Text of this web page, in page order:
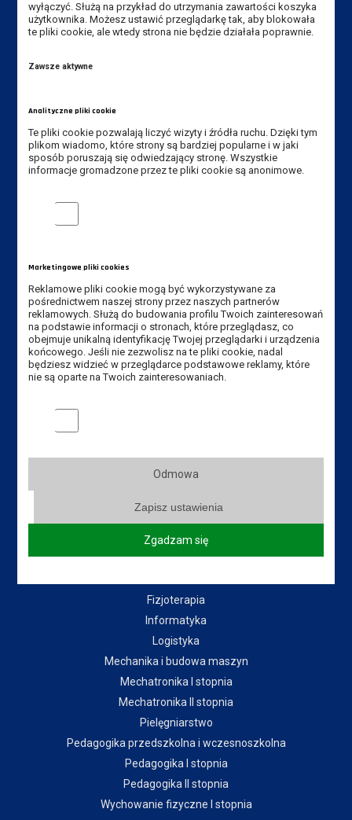
Tel. Instytut: +48 65 528 78 74,
E-mail rekrutacja:
rekrutacja@ansleszno.pl
Przydatne linki:
Dostępność
Dział IT
Do pobrania
Instytuty:
Kierunki:
Bezpieczeństwo narodowe
Budownictwo
Fizjoterapia
Informatyka
Logistyka
Mechanika i budowa maszyn
Mechatronika I stopnia
Mechatronika II stopnia
Pielęgniarstwo
Pedagogika przedszkolna i wczesnoszkolna
Pedagogika I stopnia
Pedagogika II stopnia
Wychowanie fizyczne I stopnia
wyłączyć. Służą na przykład do utrzymania zawartości koszyka
użytkownika. Możesz ustawić przeglądarkę tak, aby blokowała
te pliki cookie, ale wtedy strona nie będzie działała poprawnie.
Zawsze aktywne
Analityczne pliki cookie
Te pliki cookie pozwalają liczyć wizyty i źródła ruchu. Dzięki tym
plikom wiadomo, które strony są bardziej popularne i w jaki
sposób poruszają się odwiedzający stronę. Wszystkie
informacje gromadzone przez te pliki cookie są anonimowe.
Analityczne pliki cookie
Marketingowe pliki cookies
Reklamowe pliki cookie mogą być wykorzystywane za
pośrednictwem naszej strony przez naszych partnerów
reklamowych. Służą do budowania profilu Twoich zainteresowań
na podstawie informacji o stronach, które przeglądasz, co
obejmuje unikalną identyfikację Twojej przeglądarki i urządzenia
końcowego. Jeśli nie zezwolisz na te pliki cookie, nadal
będziesz widzieć w przeglądarce podstawowe reklamy, które
nie są oparte na Twoich zainteresowaniach.
Marketingowe pliki cookies
Odmowa
Zapisz ustawienia
Zgadzam się